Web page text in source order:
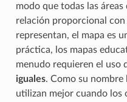
modo que todas las
relación proporcional con
representan, el mapa es
práctica, los mapas
menudo requieren el uso
iguales. Como su nombre
utilizan mejor cuando los